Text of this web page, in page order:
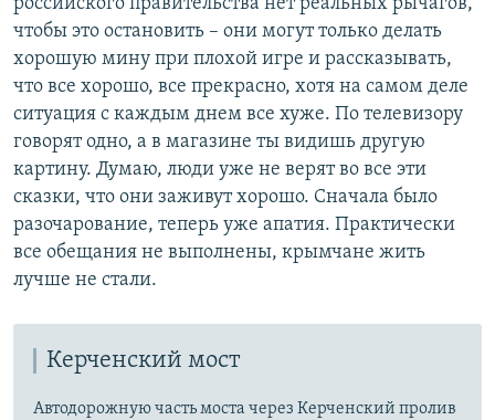
российского правительства нет реальных рычагов,
чтобы это остановить – они могут только делать
хорошую мину при плохой игре и рассказывать,
что все хорошо, все прекрасно, хотя на самом деле
ситуация с каждым днем все хуже. По телевизору
говорят одно, а в магазине ты видишь другую
картину. Думаю, люди уже не верят во все эти
сказки, что они заживут хорошо. Сначала было
разочарование, теперь уже апатия. Практически
все обещания не выполнены, крымчане жить
лучше не стали.
Керченский мост
Автодорожную часть моста через Керченский пролив